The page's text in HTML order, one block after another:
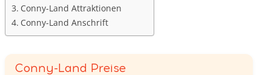
Conny-Land Attraktionen
Conny-Land Anschrift
Conny-Land Preise